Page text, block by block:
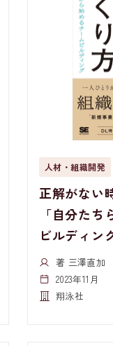
人材・組織開発
正解がない
「自分た
ビルディン
著 三澤直加
2023年11月
翔泳社